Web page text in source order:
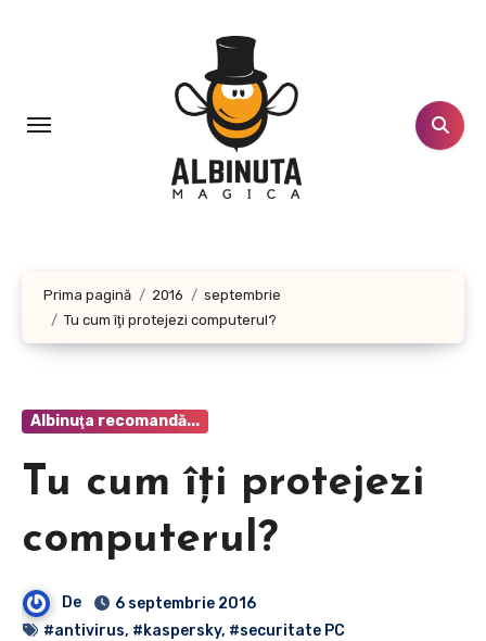
Prima pagină 2016
septembrie
Tu cum îţi protejezi computerul?
Albinuţa recomandă...
Tu cum îţi protejezi
computerul?
De
6 septembrie 2016
#antivirus, #kaspersky, #securitate PC